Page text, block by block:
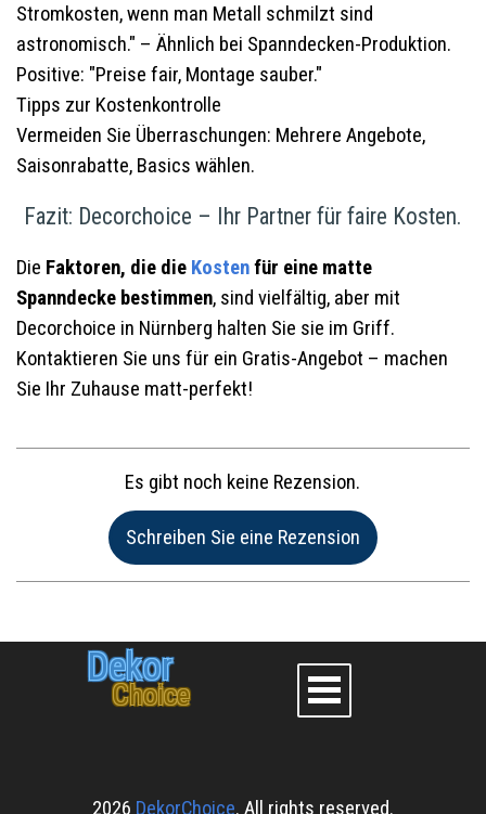
Stromkosten, wenn man Metall schmilzt sind
astronomisch." – Ähnlich bei Spanndecken-Produktion.
Positive: "Preise fair, Montage sauber."
Tipps zur Kostenkontrolle
Vermeiden Sie Überraschungen: Mehrere Angebote,
Saisonrabatte, Basics wählen.
Fazit: Decorchoice – Ihr Partner für faire Kosten.
Die Faktoren, die die Kostenfür eine matte
Spanndecke bestimmen, sind vielfältig, aber mit
Decorchoice in Nürnberg halten Sie sie im Griff.
Kontaktieren Sie uns für ein Gratis-Angebot – machen
Sie Ihr Zuhause matt-perfekt!
Es gibt noch keine Rezension.
Website im Internet:
2026 DekorChoice. All rights reserved.
Dekor
Choice